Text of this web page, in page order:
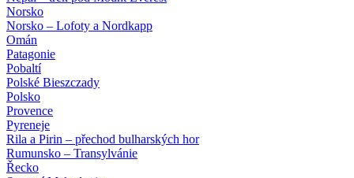
Norsko
Norsko – Lofoty a Nordkapp
Omán
Patagonie
Pobaltí
Polské Bieszczady
Polsko
Provence
Pyreneje
Rila a Pirin – přechod bulharských hor
Rumunsko – Transylvánie
Řecko